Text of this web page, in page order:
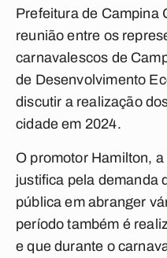
Prefeitura de Campina
reunião entre os
carnavalescos de
de Desenvolvimento
discutir a realização
cidade em 2024.
O promotor Hamilton,
justifica pela demanda
pública em abranger
período também é
e que durante o